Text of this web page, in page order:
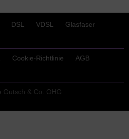
DSL VDSL
Glasfaser
Cookie-Richtlinie
AGB
Gutsch & Co. OHG